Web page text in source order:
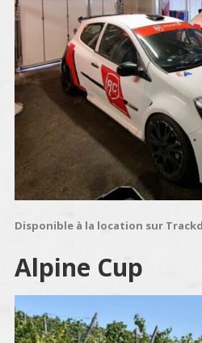
Disponible à la location sur
Alpine Cup